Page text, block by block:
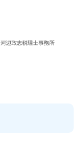
河辺政志税理士事務所